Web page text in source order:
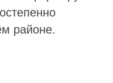
районе.